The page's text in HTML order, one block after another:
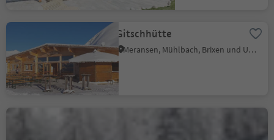
Gitschhütte
Meransen, Mühlbach, Brixen und Umgebung
Restaurant Pizzeria